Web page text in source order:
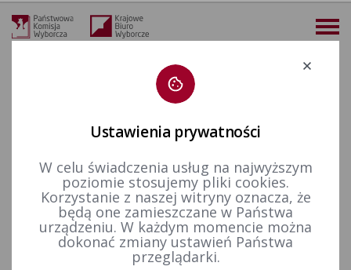
Deklaracja dostępności
więcej
Wybory i referenda Wybory do Sejmu i do Senatu Wybory uzupełniające do Senatu RP
Kadencja 2001-2005
Okręg nr 1 - Uchwała Państwowej Komisji Wyborczej z dnia 24 maja 2004 r. w sprawie przyjęcia zawiadomienia Naczelnego Komitetu Wykonawczego Polskiego Stronnictwa Ludowego o zamiarze zgłoszenia kandydata na senatora oraz o powołaniu pełnomocnika wyborczego Komitetu Wyb
Okręg nr 1 - Uchwała
Ustawienia prywatności
W celu świadczenia usług na najwyższym
poziomie stosujemy pliki cookies.
Korzystanie z naszej witryny oznacza, że
będą one zamieszczane w Państwa
urządzeniu. W każdym momencie można
dokonać zmiany ustawień Państwa
przeglądarki.